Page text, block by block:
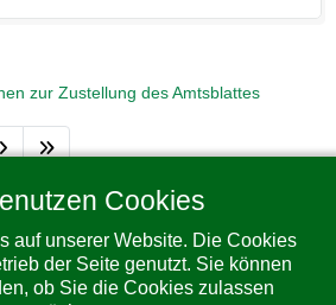
zur Zustellung des Amtsblattes
Cookies
auf unserer Website. Die Cookies
der Seite genutzt. Sie können
ob Sie die Cookies zulassen